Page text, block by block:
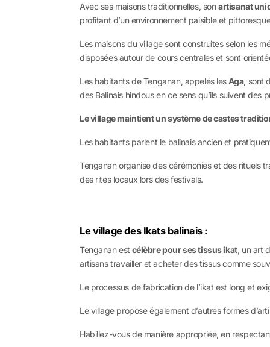
Avec ses maisons traditionnelles, sonartisanat
profitant d’un environnement paisible et
Les maisons du village sont construites selon les
disposées autour de cours centrales et sont
Les habitants de Tenganan, appelés lesAga, sont
des Balinais hindous en ce sens qu’ils suivent des
Le village maintient un système de castes
Les habitants parlent le balinais ancien et
Tenganan organise des cérémonies et des rituels
des rites locaux lors des festivals.
Le village des Ikats balinais :
Tenganan est célèbre pour ses tissus ikat, un art
artisans travailler et acheter des tissus comme
Le processus de fabrication de l’ikat est long et
Le village propose également d’autres formes
Habillez-vous de manière appropriée, en